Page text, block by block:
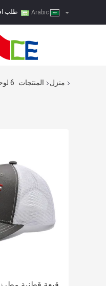
طلب
منزل المنتجات 6 لوحة كاب سائق الشاحنة